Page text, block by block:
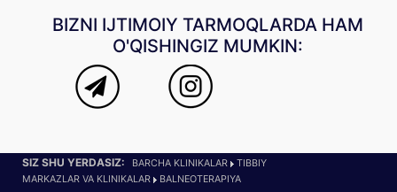
BIZNI IJTIMOIY TARMOQLARDA HAM
O'QISHINGIZ MUMKIN:
SIZ SHU YERDASIZ: BARCHA KLINIKALAR
TIBBIY
MARKAZLAR VA KLINIKALAR
BALNEOTERAPIYA